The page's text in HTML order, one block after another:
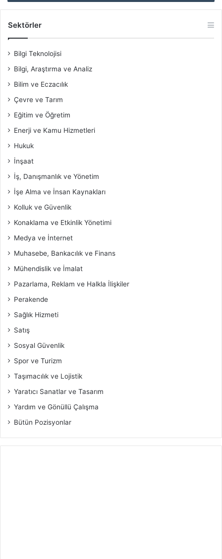
Sektörler
Bilgi Teknolojisi
Bilgi, Araştırma ve Analiz
Bilim ve Eczacılık
Çevre ve Tarım
Eğitim ve Öğretim
Enerji ve Kamu Hizmetleri
Hukuk
İnşaat
İş, Danışmanlık ve Yönetim
İşe Alma ve İnsan Kaynakları
Kolluk ve Güvenlik
Konaklama ve Etkinlik Yönetimi
Medya ve İnternet
Muhasebe, Bankacılık ve Finans
Mühendislik ve İmalat
Pazarlama, Reklam ve Halkla İlişkiler
Perakende
Sağlık Hizmeti
Satış
Sosyal Güvenlik
Spor ve Turizm
Taşımacılık ve Lojistik
Yaratıcı Sanatlar ve Tasarım
Yardım ve Gönüllü Çalışma
Bütün Pozisyonlar